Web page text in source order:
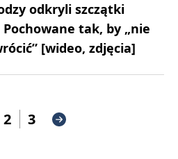
odkryli szczątki
Pochowane tak, by „nie
[wideo, zdjęcia]
2 3